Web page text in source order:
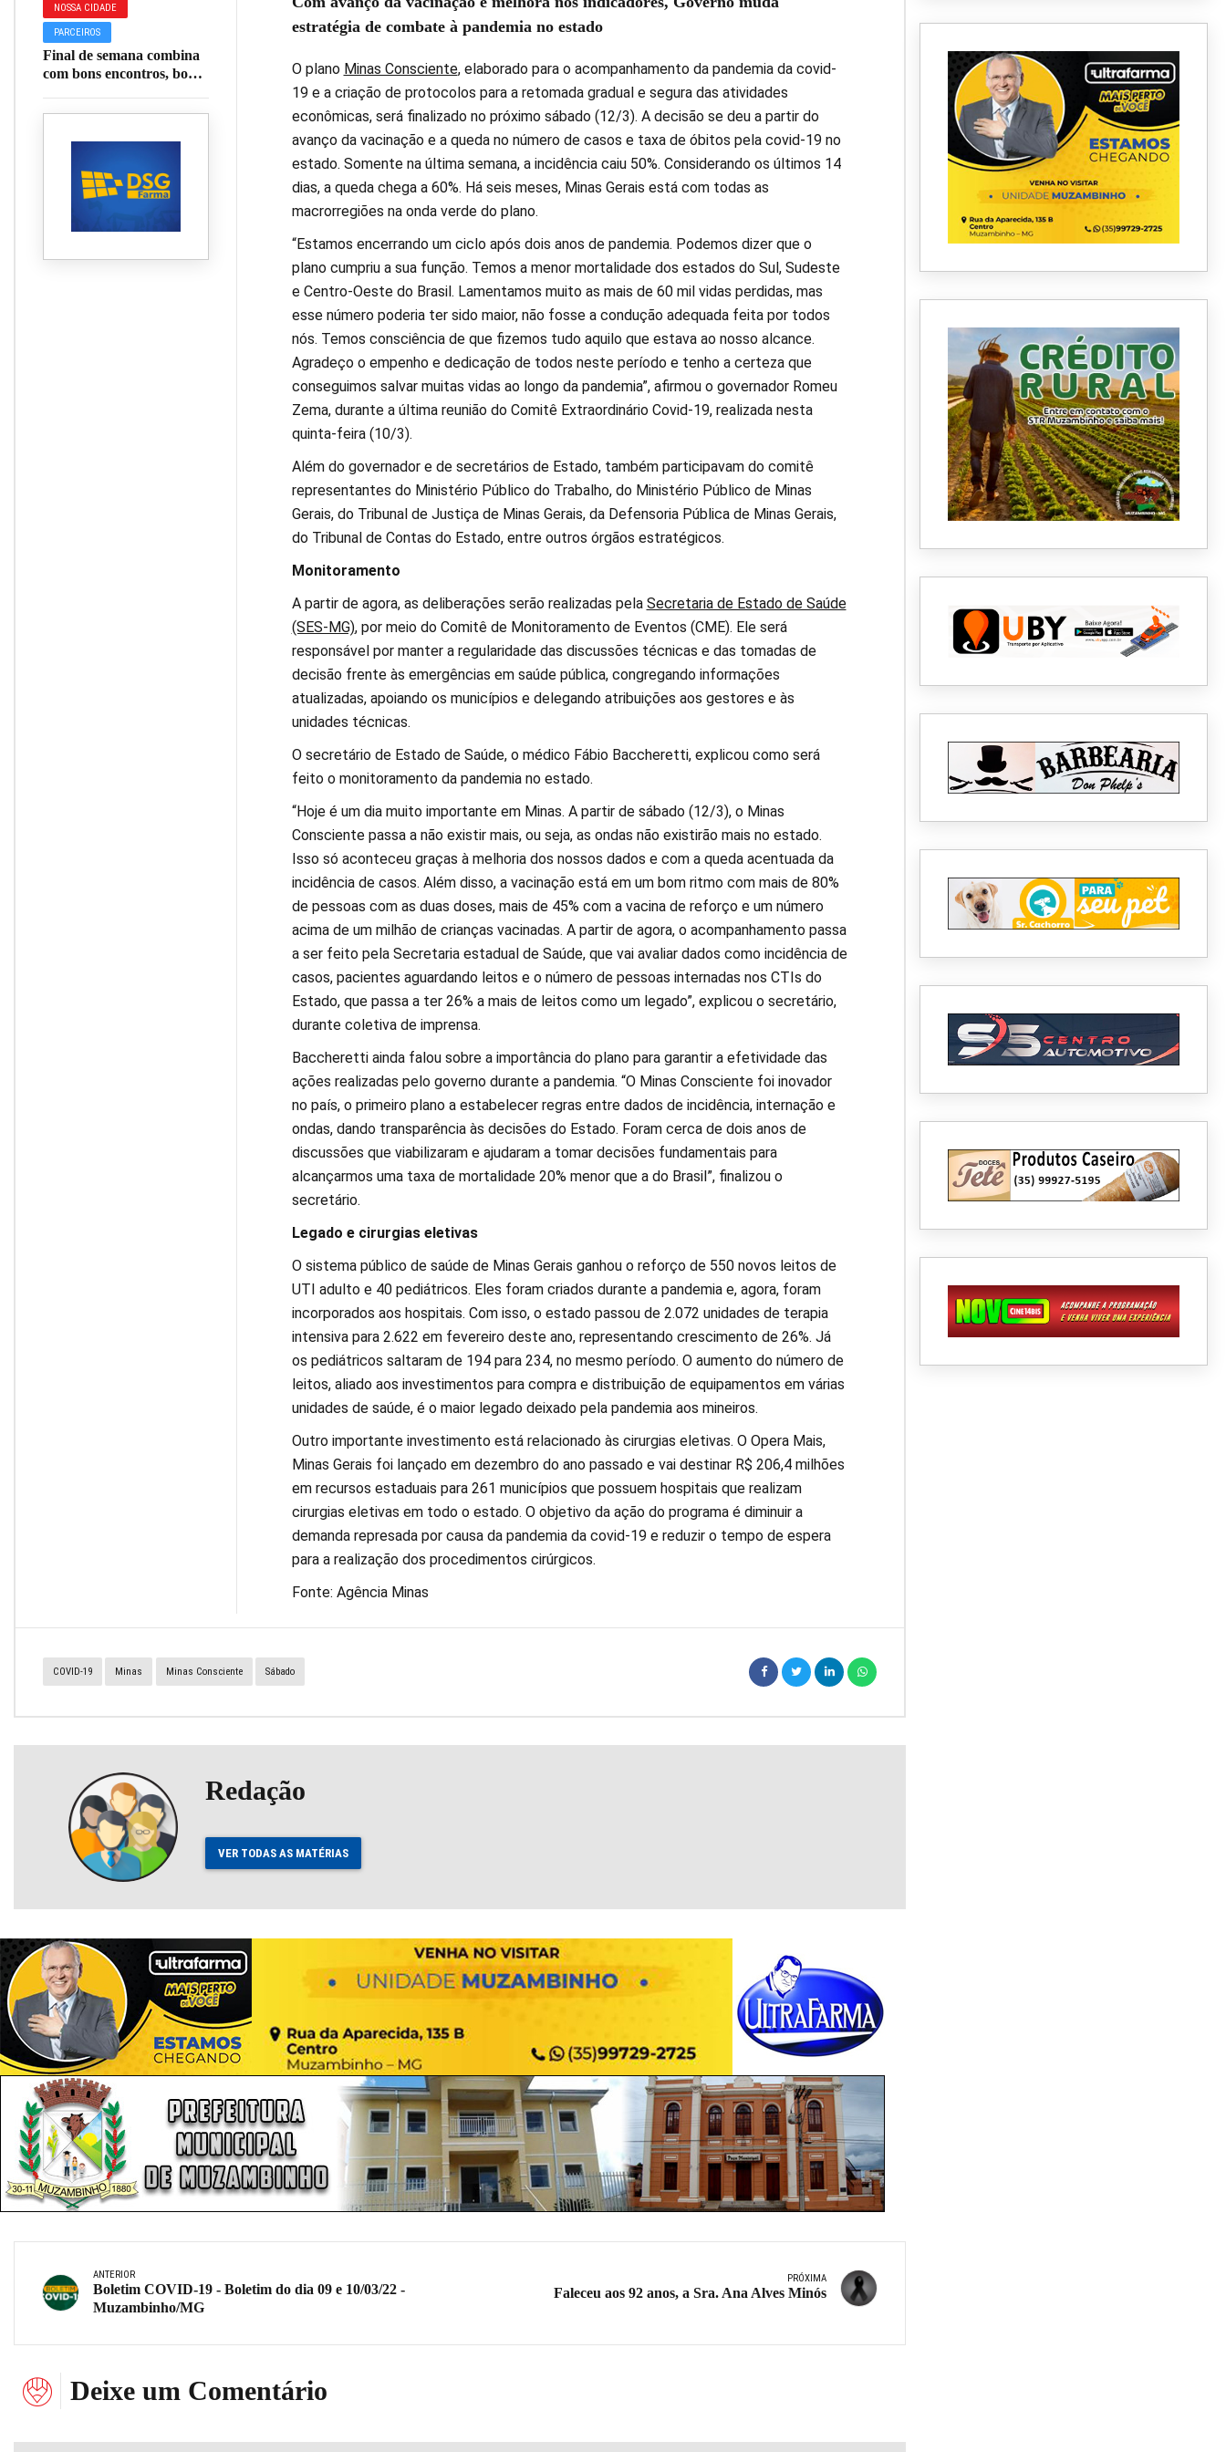
NOSSA CIDADE
PARCEIROS
Final de semana combina
com bons encontros, boa
especial de sabor.
estratégia de combate à pandemia no estado
O plano Minas Consciente, elaborado para o acompanhamento da pandemia da covid-
19 e a criação de protocolos para a retomada gradual e segura das atividades
econômicas, será finalizado no próximo sábado (12/3). A decisão se deu a partir do
avanço da vacinação e a queda no número de casos e taxa de óbitos pela covid-19 no
estado. Somente na última semana, a incidência caiu 50%. Considerando os últimos 14
dias, a queda chega a 60%. Há seis meses, Minas Gerais está com todas as
macrorregiões na onda verde do plano.
“Estamos encerrando um ciclo após dois anos de pandemia. Podemos dizer que o
plano cumpriu a sua função. Temos a menor mortalidade dos estados do Sul, Sudeste
e Centro-Oeste do Brasil. Lamentamos muito as mais de 60 mil vidas perdidas, mas
esse número poderia ter sido maior, não fosse a condução adequada feita por todos
nós. Temos consciência de que fizemos tudo aquilo que estava ao nosso alcance.
Agradeço o empenho e dedicação de todos neste período e tenho a certeza que
conseguimos salvar muitas vidas ao longo da pandemia”, afirmou o governador Romeu
Zema, durante a última reunião do Comitê Extraordinário Covid-19, realizada nesta
quinta-feira (10/3).
Além do governador e de secretários de Estado, também participavam do comitê
representantes do Ministério Público do Trabalho, do Ministério Público de Minas
Gerais, do Tribunal de Justiça de Minas Gerais, da Defensoria Pública de Minas Gerais,
do Tribunal de Contas do Estado, entre outros órgãos estratégicos.
Monitoramento
A partir de agora, as deliberações serão realizadas pela Secretaria de Estado de Saúde
(SES-MG), por meio do Comitê de Monitoramento de Eventos (CME). Ele será
responsável por manter a regularidade das discussões técnicas e das tomadas de
decisão frente às emergências em saúde pública, congregando informações
atualizadas, apoiando os municípios e delegando atribuições aos gestores e às
unidades técnicas.
O secretário de Estado de Saúde, o médico Fábio Baccheretti, explicou como será
feito o monitoramento da pandemia no estado.
“Hoje é um dia muito importante em Minas. A partir de sábado (12/3), o Minas
Consciente passa a não existir mais, ou seja, as ondas não existirão mais no estado.
Isso só aconteceu graças à melhoria dos nossos dados e com a queda acentuada da
incidência de casos. Além disso, a vacinação está em um bom ritmo com mais de 80%
de pessoas com as duas doses, mais de 45% com a vacina de reforço e um número
acima de um milhão de crianças vacinadas. A partir de agora, o acompanhamento passa
a ser feito pela Secretaria estadual de Saúde, que vai avaliar dados como incidência de
casos, pacientes aguardando leitos e o número de pessoas internadas nos CTIs do
Estado, que passa a ter 26% a mais de leitos como um legado”, explicou o secretário,
durante coletiva de imprensa.
Baccheretti ainda falou sobre a importância do plano para garantir a efetividade das
ações realizadas pelo governo durante a pandemia. “O Minas Consciente foi inovador
no país, o primeiro plano a estabelecer regras entre dados de incidência, internação e
ondas, dando transparência às decisões do Estado. Foram cerca de dois anos de
discussões que viabilizaram e ajudaram a tomar decisões fundamentais para
alcançarmos uma taxa de mortalidade 20% menor que a do Brasil”, finalizou o
secretário.
Legado e cirurgias eletivas
O sistema público de saúde de Minas Gerais ganhou o reforço de 550 novos leitos de
UTI adulto e 40 pediátricos. Eles foram criados durante a pandemia e, agora, foram
incorporados aos hospitais. Com isso, o estado passou de 2.072 unidades de terapia
intensiva para 2.622 em fevereiro deste ano, representando crescimento de 26%. Já
os pediátricos saltaram de 194 para 234, no mesmo período. O aumento do número de
leitos, aliado aos investimentos para compra e distribuição de equipamentos em várias
unidades de saúde, é o maior legado deixado pela pandemia aos mineiros.
Outro importante investimento está relacionado às cirurgias eletivas. O Opera Mais,
Minas Gerais foi lançado em dezembro do ano passado e vai destinar R$ 206,4 milhões
em recursos estaduais para 261 municípios que possuem hospitais que realizam
cirurgias eletivas em todo o estado. O objetivo da ação do programa é diminuir a
demanda represada por causa da pandemia da covid-19 e reduzir o tempo de espera
para a realização dos procedimentos cirúrgicos.
Fonte: Agência Minas
COVID-19 Minas Minas Consciente Sábado
Redação
VER TODAS AS MATÉRIAS
ANTERIOR
Boletim COVID-19 - Boletim do dia 09 e 10/03/22 -
Muzambinho/MG
PRÓXIMA
Faleceu aos 92 anos, a Sra. Ana Alves Minós
Deixe um Comentário